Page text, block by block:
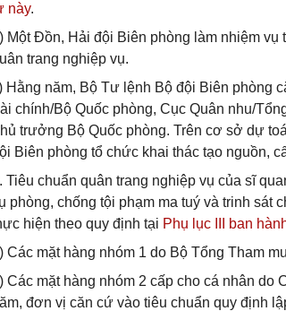
này.
Một Đồn, Hải đội Biên phòng làm nhiệm
trang nghiệp vụ.
Hằng năm, Bộ Tư lệnh Bộ đội Biên phòng
chính/Bộ Quốc phòng, Cục Quân nhu/
trưởng Bộ Quốc phòng. Trên cơ sở dự
Biên phòng tổ chức khai thác tạo nguồn,
Tiêu chuẩn quân trang nghiệp vụ của sĩ
phòng, chống tội phạm ma tuý và trinh sát
hiện theo quy định tại Phụ lục III ban
Các mặt hàng nhóm 1 do Bộ Tổng Tham
Các mặt hàng nhóm 2 cấp cho cá nhân do
đơn vị căn cứ vào tiêu chuẩn quy định